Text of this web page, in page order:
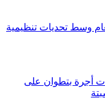
وسط تحديات تنظيمية
أجرة بتطوان على